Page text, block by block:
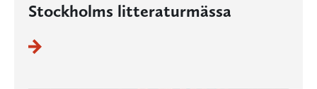
Stockholms litteraturmässa